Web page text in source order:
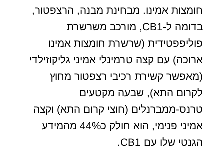
חומצות אמינו. מבחינת מבנה, הרצפטור,
בדומה ל-CB1, מורכב משרשרת
פוליפפטידית (שרשרת חומצות אמינו
ארוכה) עם קצה טרמינלי אמיני גליקוזילדי
(מאפשר קשירת רכיבי רצפטור מחוץ
לקרום התא), שבעה מקטעים
טרנס-ממברנלים (חוצי קרום התא) וקצה
אמיני פנימי, הוא חולק כ44% מהמידע
הגנטי שלו עם CB1.